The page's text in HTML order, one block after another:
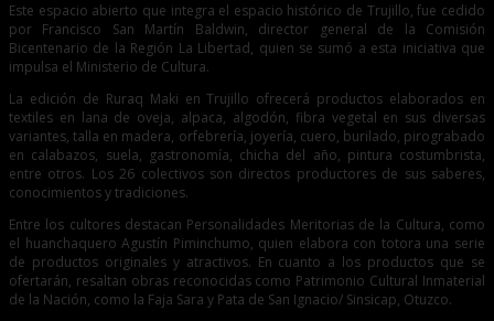
Este espacio abierto que integra el espacio histórico de Trujillo, fue cedido
por Francisco San Martín Baldwin, director general de la Comisión
Bicentenario de la Región La Libertad, quien se sumó a esta iniciativa que
impulsa el Ministerio de Cultura.
La edición de Ruraq Maki en Trujillo ofrecerá productos elaborados en
textiles en lana de oveja, alpaca, algodón, fibra vegetal en sus diversas
variantes, talla en madera, orfebrería, joyería, cuero, burilado, pirograbado
en calabazos, suela, gastronomía, chicha del año, pintura costumbrista,
entre otros. Los 26 colectivos son directos productores de sus saberes,
conocimientos y tradiciones.
Entre los cultores destacan Personalidades Meritorias de la Cultura, como
el huanchaquero Agustín Piminchumo, quien elabora con totora una serie
de productos originales y atractivos. En cuanto a los productos que se
ofertarán, resaltan obras reconocidas como Patrimonio Cultural Inmaterial
de la Nación, como la Faja Sara y Pata de San Ignacio/ Sinsicap, Otuzco.